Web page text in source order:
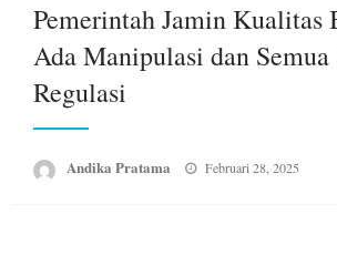
Pemerintah Jamin
Ada Manipulasi dan Semua
Regulasi
Andika Pratama
Posted
Februari 28, 2025